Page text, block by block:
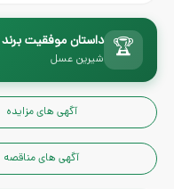
🏆 داستان موفقیت
شیرین عسل
آگهی های مزایده
آگهی های مناقصه